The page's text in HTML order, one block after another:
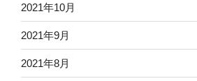
2021年10月
2021年9月
2021年8月